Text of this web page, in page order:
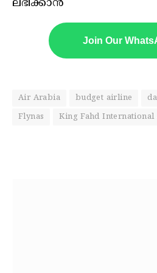
ലഭിക്കാൻ
Join Our
Air Arabia budget airline
Flynas
King Fahd